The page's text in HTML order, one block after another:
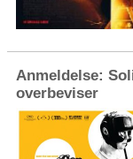
Anmeldelse:
overbeviser